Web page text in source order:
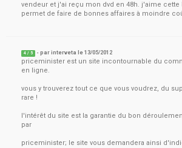
vendeur et j'ai reçu mon dvd en 48h. j'aime cette
permet de faire de bonnes affaires à moindre
4 / 5 - parinterveta le13/05/2012
priceminister est un site incontournable du
en ligne.
vous y trouverez tout ce que vous voudrez, du
rare !
l'intérêt du site est la garantie du bon
par
priceminister; le site vous demandera ainsi